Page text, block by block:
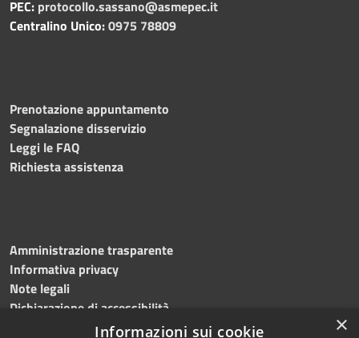
PEC: protocollo.sassano@asmepec.it
Centralino Unico:0975 78809
Prenotazione appuntamento
Segnalazione disservizio
Leggi le FAQ
Richiesta assistenza
Amministrazione trasparente
Informativa privacy
Note legali
Dichiarazione di accessibilità
×
Informazioni sui cookie